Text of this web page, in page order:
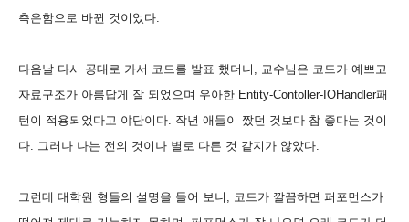
측은함으로 바뀐 것이었다.
다음날 다시 공대로 가서 코드를 발표 했더니, 교수님은 코드가 예쁘고
자료구조가 아름답게 잘 되었으며 우아한 Entity-Contoller-IOHandler패
턴이 적용되었다고 야단이다. 작년 애들이 짰던 것보다 참 좋다는 것이
다. 그러나 나는 전의 것이나 별로 다른 것 같지가 않았다.
그런데 대학원 형들의 설명을 들어 보니, 코드가 깔끔하면 퍼포먼스가